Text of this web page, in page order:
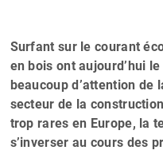
Surfant sur le courant
en bois ont aujourd’hui
beaucoup d’attention de
secteur de la
trop rares en Europe, la
s’inverser au cours des